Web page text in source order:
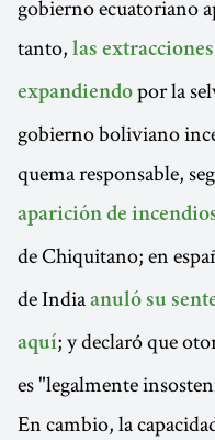
gobierno ecuatoriano
tanto, las
expandiendo por la
gobierno boliviano
quema responsable,
aparición de
de Chiquitano; en
de India anuló su
aquí; y declaró que
es "legalmente
En cambio, la